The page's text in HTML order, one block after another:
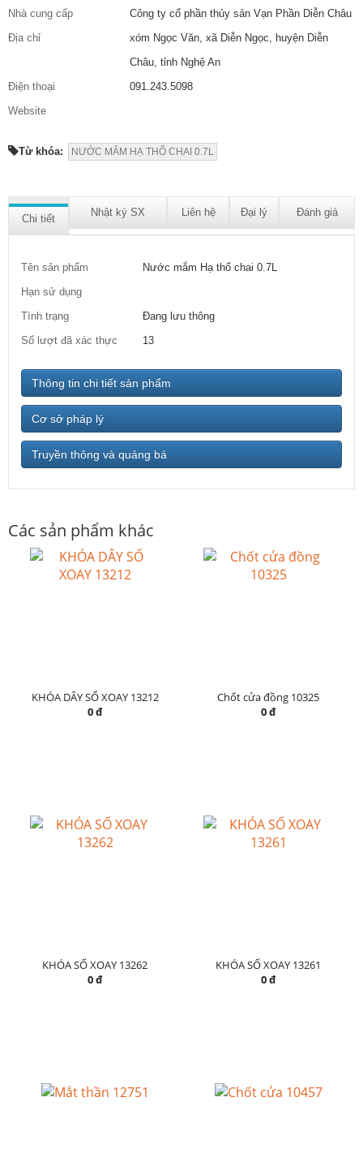
Nhà cung cấp
Công ty cổ phần thủy sản Vạn Phần Diễn Châu
Địa chỉ
xóm Ngọc Văn, xã Diễn Ngọc, huyện Diễn
Châu, tỉnh Nghệ An
Điện thoại
091.243.5098
Website
Từ khóa: NƯỚC MẮM HẠ THỔ CHAI 0.7L
Chi tiết
Nhật ký SX Liên hệ Đại lý Đánh giá
Tên sản phẩm
Nước mắm Hạ thổ chai 0.7L
Hạn sử dụng
Tình trạng
Đang lưu thông
Số lượt đã xác thực
13
Thông tin chi tiết sản phẩm
Cơ sở pháp lý
Truyền thông và quảng bá
Các sản phẩm khác
KHÓA DÂY SỐ XOAY 13212
0 đ
Chốt cửa đồng 10325
0 đ
KHÓA SỐ XOAY 13262
0 đ
KHÓA SỐ XOAY 13261
0 đ